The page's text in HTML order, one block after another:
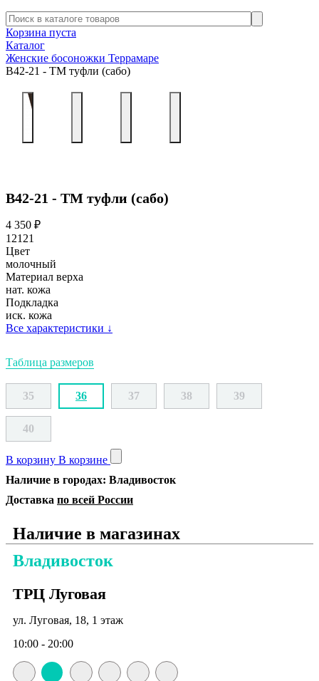
Корзина пуста
Каталог
Женские босоножки Террамаре
В42-21 - ТМ туфли (сабо)
В42-21 - ТМ туфли (сабо)
4 350 ₽
12121
Цвет
молочный
Материал верха
нат. кожа
Подкладка
иск. кожа
Все характеристики ↓
Таблица размеров
35 36 37 38 39
40
В корзину В корзине
Наличие в городах: Владивосток
Доставка по всей России
Наличие в магазинах
Владивосток
ТРЦ Луговая
ул. Луговая, 18, 1 этаж
10:00 - 20:00